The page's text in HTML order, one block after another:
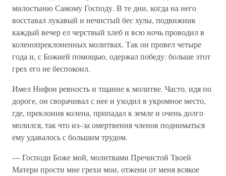
милостыню Самому Господу. В те дни, когда на него
восставал лукавый и нечистый бес хулы, подвижник
каждый вечер ел черствый хлеб и всю ночь проводил в
коленопреклоненных молитвах. Так он провел четыре
года и, с Божией помощью, одержал победу: больше этот
грех его не беспокоил.
Имел Нифон ревность и тщание к молитве. Часто, идя по
дороге, он сворачивал с нее и уходил в укромное место,
где, преклонив колена, припадал к земле и очень долго
молился, так что из–за омертвения членов подниматься
ему удавалось с большим трудом.
— Господи Боже мой, молитвами Пречистой Твоей
Матери прости мне грехи мои, отжени от меня всякое